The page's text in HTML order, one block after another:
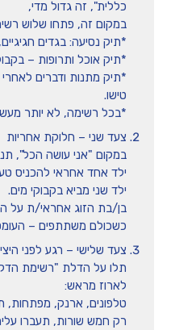
כללית", זה גדול מדי,
במקום זה, פתחו שלוש רשימות
*תיק נסיעה: בגדים חגיגיים,
*תיק אוכל ותרופות – בקבוקי
*תיק מתנות ודברים לאחרי
טישו.
*בכל רשימה, לא יותר מעשרה
צעד שני – חלוקת אחריות
במקום "אני עושה הכל", תנו
ילד אחד אחראי להכניס טעינה
ילד שני מביא בקבוקי מים.
בן/בת הזוג אחראי/ת על
כשכולם משתתפים – העומס
צעד שלישי – רגע לפני היציאה
תלו על הדלת "רשימת הדקה
לארוז מראש:
טלפונים, ארנק, מפתחות,
רק חמש שורות, תעברו עליהן